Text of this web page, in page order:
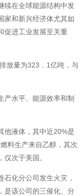
在全球能源结构中发
家和新兴经济体尤其如
促进工业发展至关重
放量为323．1亿吨，与
水平、能源效率和制
液体，其中近20%是
料生产来自乙醇，其次
次于美国。
化分公司发生火灾，
是该公司的三催化、分